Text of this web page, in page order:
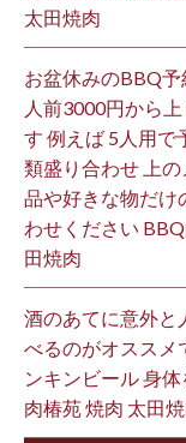
太田焼肉
お盆休みのBBQ
人前3000円から
す 例えば 5人用で
類盛り合わせ 上
品や好きな物だけ
わせください
田焼肉
酒のあてに意外と
べるのがオススメ
ンキンビール 身
肉椿苑 焼肉 太田